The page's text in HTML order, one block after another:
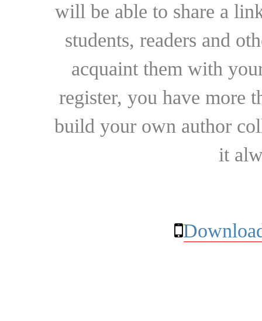
will be able to share a
students, readers and
acquaint them with
register, you have more
build your own author
it